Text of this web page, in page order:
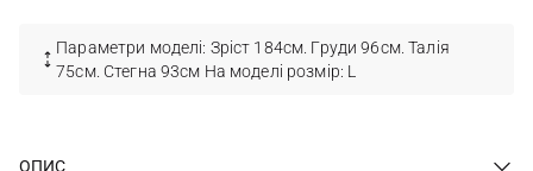
Параметри моделі: Зріст 184см. Груди 96см. Талія
75см. Стегна 93см На моделі розмір: L
ОПИС